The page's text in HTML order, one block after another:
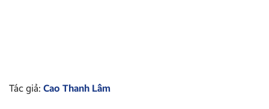
Tác giả: Cao Thanh Lâm